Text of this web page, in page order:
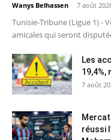
Wanys Belhassen - 7 août
Tunisie-Tribune (Ligue 1) -
amicales qui seront
Les
19,4%,
7 août
réussi